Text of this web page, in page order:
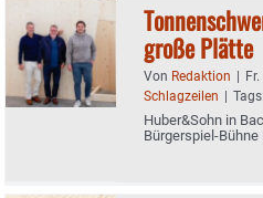
große Plätte
Von Redaktion |
Schlagzeilen | Tags:
Huber&Sohn in
Bürgerspiel-